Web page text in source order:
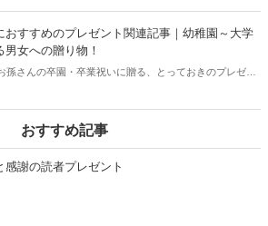
を抑え、かつ実用的な商品を男の子・女の子向けとユニ
に分けてご紹介します。プレゼント選びの際にはぜひ参
さいね。
おすすめのプレゼント関連記事｜幼稚園～大学
男女への贈り物！
孫さんの卒園・卒業祝いに贈る、とっておきのプレゼン
イテムをご紹介していますので、あなたの大切な方への
ントを見つけてみてくださいね。
おすすめ記事
感謝の読者プレゼント